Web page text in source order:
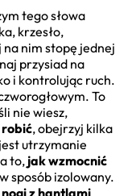
tego słowa
krzesło,
na nim stopę jednej
przysiad na
i kontrolując ruch.
To
nie wiesz,
, obejrzyj kilka
utrzymanie
to, jak wzmocnić
w sposób izolowany.
z hantlami